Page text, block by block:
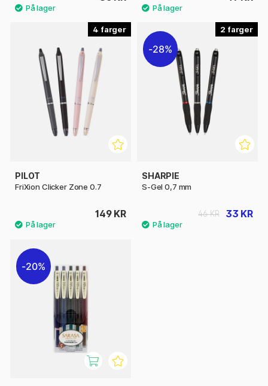
4
PILOT
FriXion Clicker Zone 0.7
149 KR
2
28%
SHARPIE
S-Gel 0,7 mm
33 KR
46 KR
20%